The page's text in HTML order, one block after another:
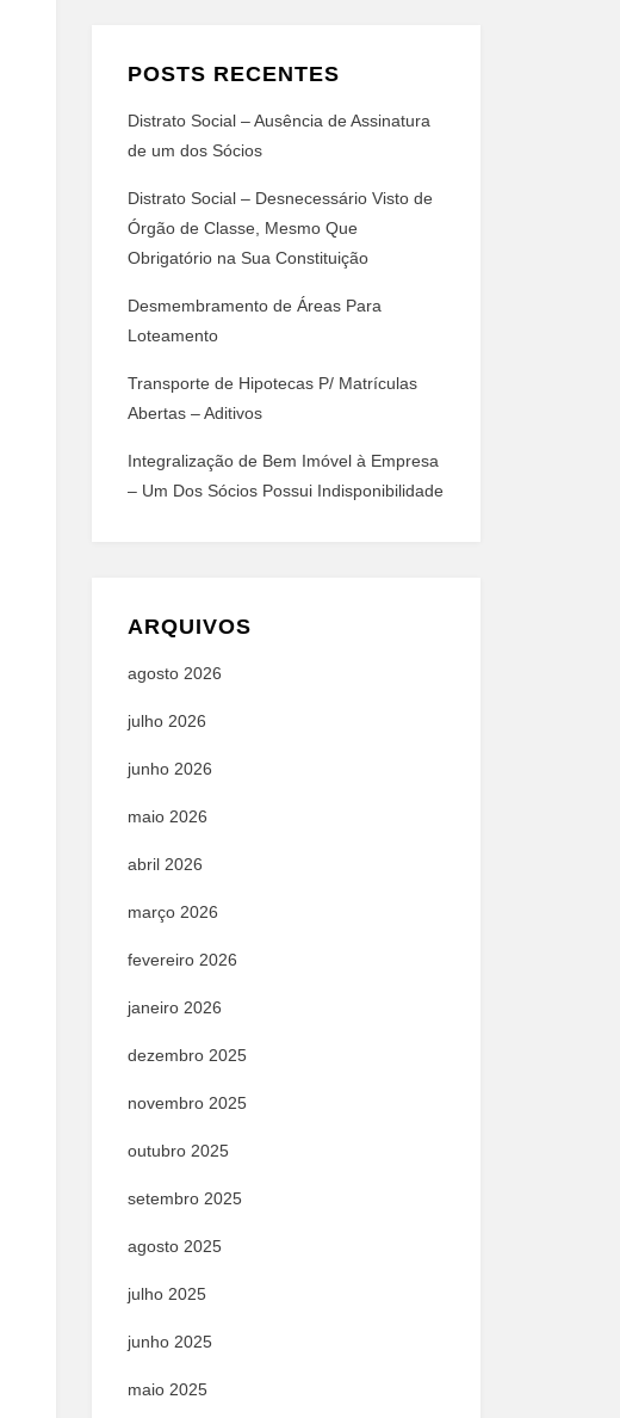
POSTS RECENTES
Distrato Social – Ausência de Assinatura
de um dos Sócios
Distrato Social – Desnecessário Visto de
Órgão de Classe, Mesmo Que
Obrigatório na Sua Constituição
Desmembramento de Áreas Para
Loteamento
Transporte de Hipotecas P/ Matrículas
Abertas – Aditivos
Integralização de Bem Imóvel à Empresa
– Um Dos Sócios Possui Indisponibilidade
ARQUIVOS
agosto 2026
julho 2026
junho 2026
maio 2026
abril 2026
março 2026
fevereiro 2026
janeiro 2026
dezembro 2025
novembro 2025
outubro 2025
setembro 2025
agosto 2025
julho 2025
junho 2025
maio 2025